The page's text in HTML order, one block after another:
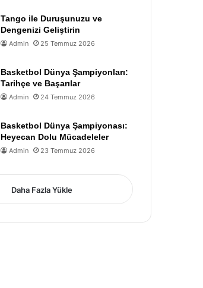
Tango ile Duruşunuzu ve
Dengenizi Geliştirin
Admin 25 Temmuz 2026
Basketbol Dünya Şampiyonları:
Tarihçe ve Başarılar
Admin 24 Temmuz 2026
Basketbol Dünya Şampiyonası:
Heyecan Dolu Mücadeleler
Admin 23 Temmuz 2026
Daha Fazla Yükle